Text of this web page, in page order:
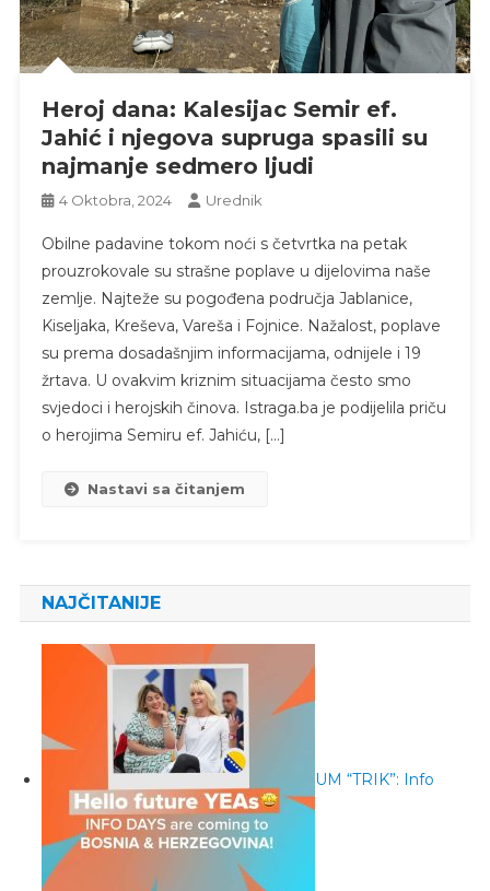
Heroj dana: Kalesijac Semir ef.
Jahić i njegova supruga spasili su
najmanje sedmero ljudi
4 Oktobra, 2024 Urednik
Obilne padavine tokom noći s četvrtka na petak
prouzrokovale su strašne poplave u dijelovima naše
zemlje. Najteže su pogođena područja Jablanice,
Kiseljaka, Kreševa, Vareša i Fojnice. Nažalost, poplave
su prema dosadašnjim informacijama, odnijele i 19
žrtava. U ovakvim kriznim situacijama često smo
svjedoci i herojskih činova. Istraga.ba je podijelila priču
o herojima Semiru ef. Jahiću, […]
Nastavi sa čitanjem
NAJČITANIJE
UM “TRIK”: Info